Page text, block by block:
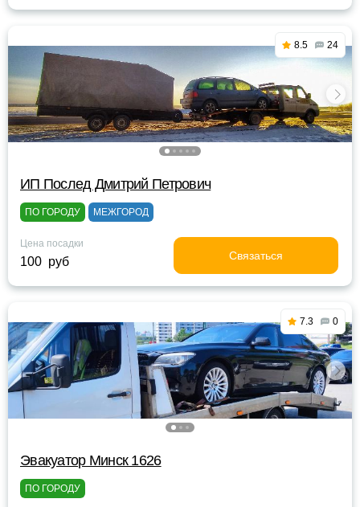
8.5 24
ИП Послед Дмитрий Петрович
ПО ГОРОДУ МЕЖГОРОД
Цена посадки
100 руб Связаться
7.3 0
Эвакуатор Минск 1626
ПО ГОРОДУ